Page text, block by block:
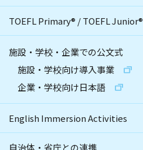
TOEFL Primary® /TOEFL Junior®
施設・学校・企業での公文式
施設・学校向け導入事業
企業・学校向け日本語
English Immersion Activities
自治体・省庁との連携